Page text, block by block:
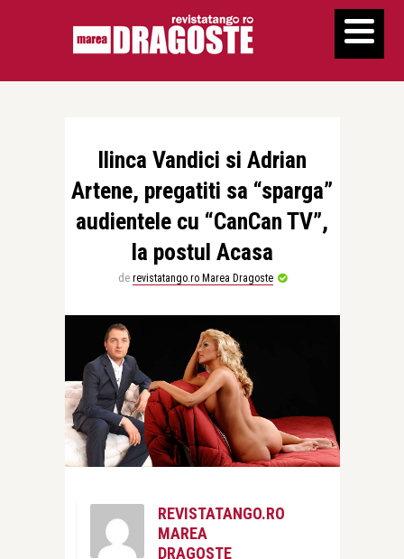
Ilinca Vandici si Adrian
Artene, pregatiti sa “sparga”
audientele cu “CanCan TV”,
la postul Acasa
de revistatango.ro Marea Dragoste
REVISTATANGO.RO
MAREA
DRAGOSTE